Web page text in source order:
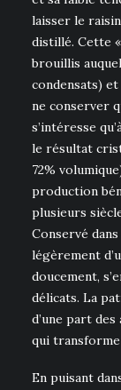
laisser le
distillé. Cette
brouillis
condensats)
ne conserver
s’intéresse
le résultat
72%
production
plusieurs
Conservé
légèrement
doucement,
délicats. La
d’une part
qui
En puisant